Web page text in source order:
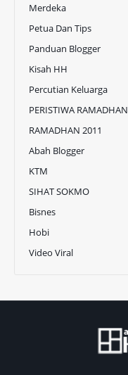
Merdeka
Petua Dan Tips
Panduan Blogger
Kisah HH
Percutian Keluarga
PERISTIWA RAMADHAN
RAMADHAN 2011
Abah Blogger
KTM
SIHAT SOKMO
Bisnes
Hobi
Video Viral